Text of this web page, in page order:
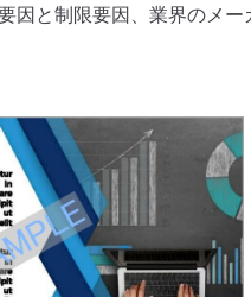
と制限要因、業界のメー